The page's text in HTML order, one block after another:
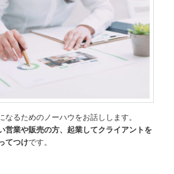
るためのノーハウをお話しします。
営業や販売の方、起業してクライアントを
てつけです。